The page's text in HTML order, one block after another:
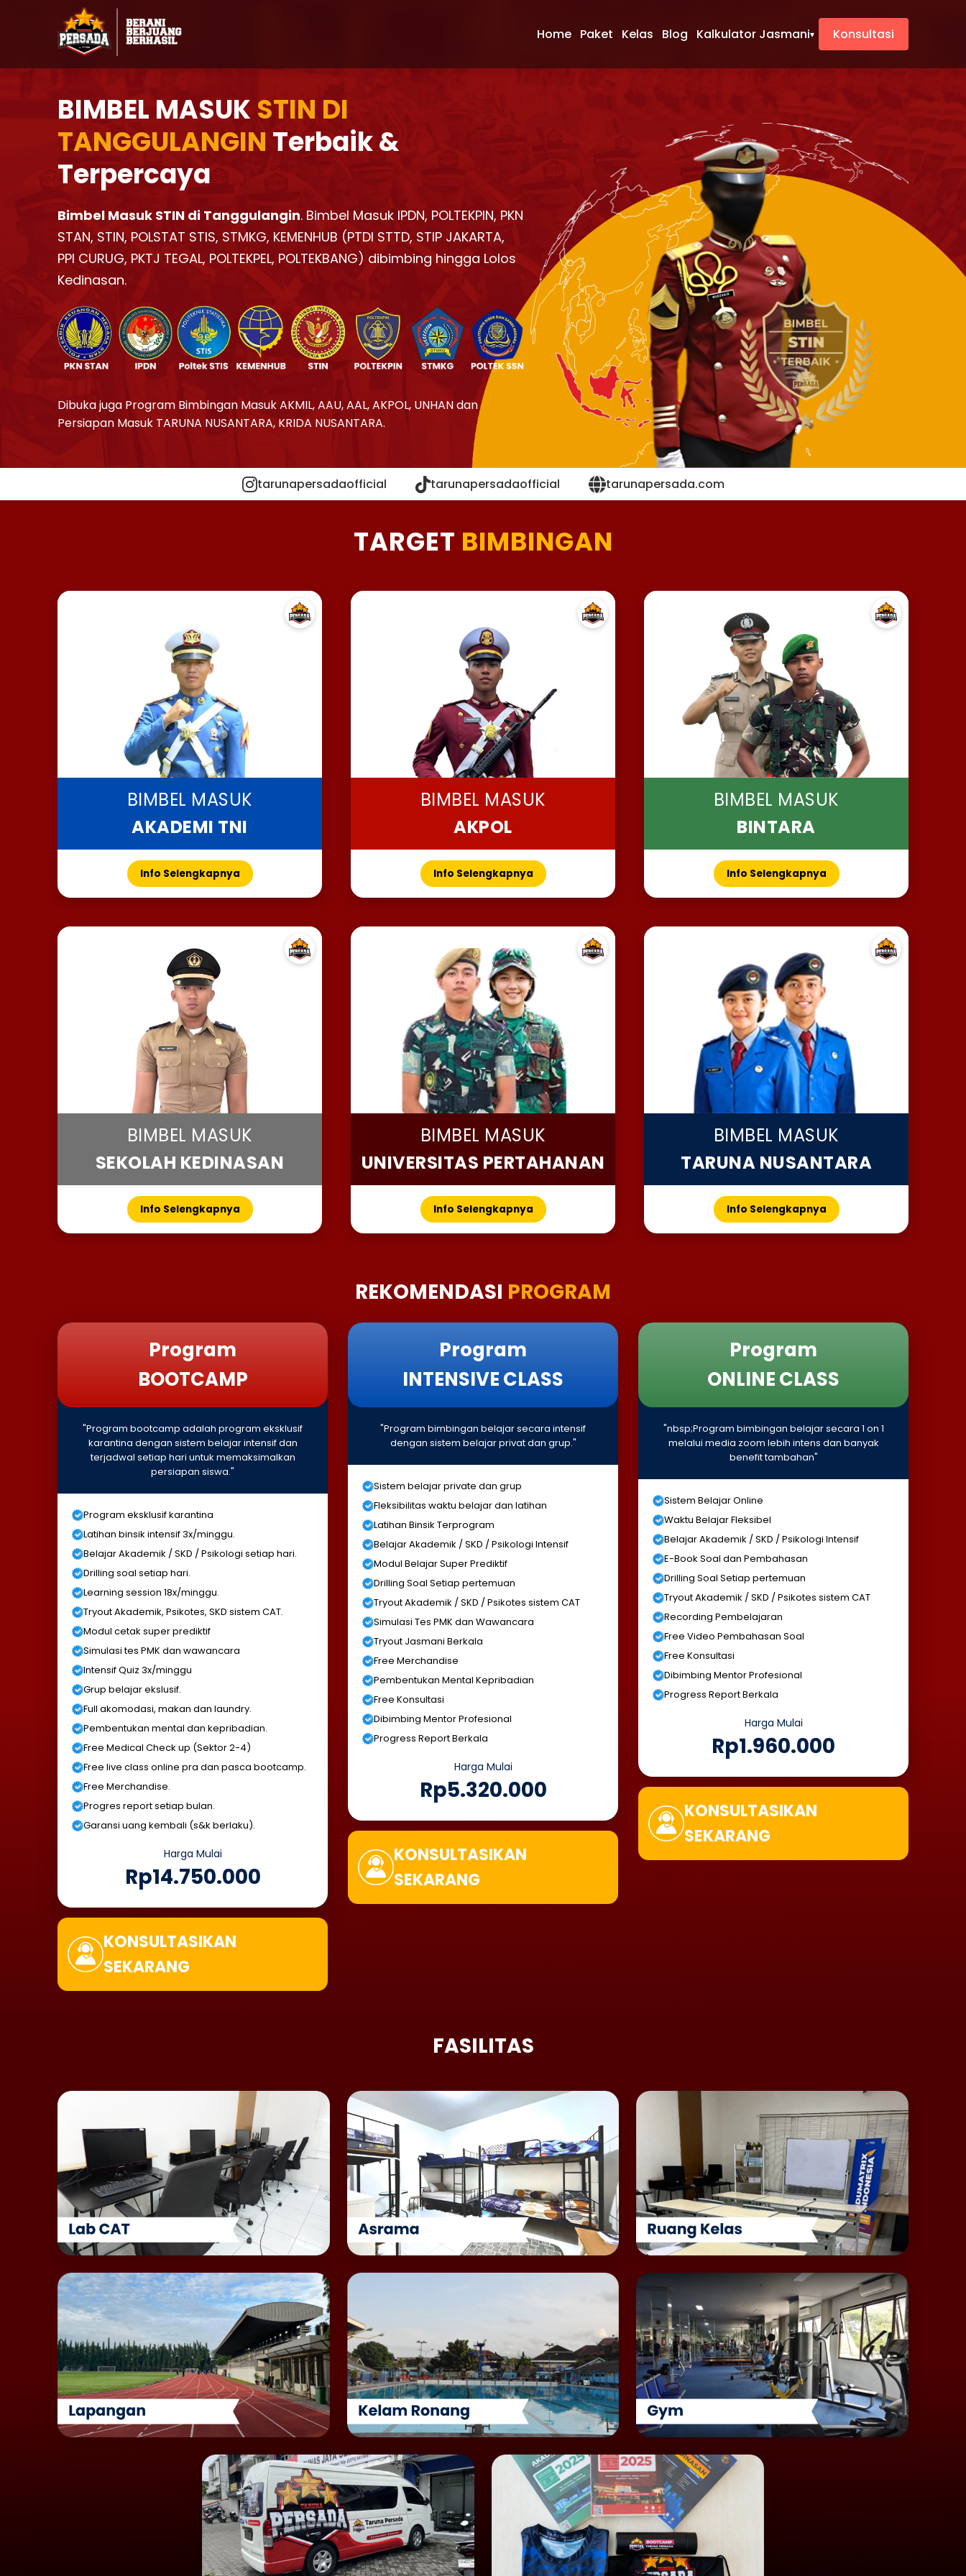
Home Paket Kelas Blog Kalkulator Jasmani▾ Konsultasi
BIMBEL MASUK STIN DI
TANGGULANGIN Terbaik &
Terpercaya
Bimbel Masuk STIN di Tanggulangin. Bimbel Masuk IPDN, POLTEKPIN, PKN
STAN, STIN, POLSTAT STIS, STMKG, KEMENHUB (PTDI STTD, STIP JAKARTA,
PPI CURUG, PKTJ TEGAL, POLTEKPEL, POLTEKBANG) dibimbing hingga Lolos
Kedinasan.
Dibuka juga Program Bimbingan Masuk AKMIL, AAU, AAL, AKPOL, UNHAN dan
Persiapan Masuk TARUNA NUSANTARA, KRIDA NUSANTARA.
tarunapersadaofficial tarunapersadaofficial tarunapersada.com
TARGET BIMBINGAN
BIMBEL MASUK
AKADEMI TNI
Info Selengkapnya
BIMBEL MASUK
AKPOL
Info Selengkapnya
BIMBEL MASUK
BINTARA
Info Selengkapnya
BIMBEL MASUK
SEKOLAH KEDINASAN
Info Selengkapnya
BIMBEL MASUK
UNIVERSITAS PERTAHANAN
Info Selengkapnya
BIMBEL MASUK
TARUNA NUSANTARA
Info Selengkapnya
REKOMENDASI PROGRAM
Program
BOOTCAMP
"Program bootcamp adalah program eksklusif
karantina dengan sistem belajar intensif dan
terjadwal setiap hari untuk memaksimalkan
persiapan siswa."
Program eksklusif karantina
Latihan binsik intensif 3x/minggu.
Belajar Akademik / SKD / Psikologi setiap hari.
Drilling soal setiap hari.
Learning session 18x/minggu.
Tryout Akademik, Psikotes, SKD sistem CAT.
Modul cetak super prediktif
Simulasi tes PMK dan wawancara
Intensif Quiz 3x/minggu
Grup belajar ekslusif.
Full akomodasi, makan dan laundry.
Pembentukan mental dan kepribadian.
Free Medical Check up (Sektor 2-4)
Free live class online pra dan pasca bootcamp.
Free Merchandise.
Progres report setiap bulan.
Garansi uang kembali (s&k berlaku).
Harga Mulai
Rp14.750.000
KONSULTASIKAN
SEKARANG
Program
INTENSIVE CLASS
"Program bimbingan belajar secara intensif
dengan sistem belajar privat dan grup."
Sistem belajar private dan grup
Fleksibilitas waktu belajar dan latihan
Latihan Binsik Terprogram
Belajar Akademik / SKD / Psikologi Intensif
Modul Belajar Super Prediktif
Drilling Soal Setiap pertemuan
Tryout Akademik / SKD / Psikotes sistem CAT
Simulasi Tes PMK dan Wawancara
Tryout Jasmani Berkala
Free Merchandise
Pembentukan Mental Kepribadian
Free Konsultasi
Dibimbing Mentor Profesional
Progress Report Berkala
Harga Mulai
Rp5.320.000
KONSULTASIKAN
SEKARANG
Program
ONLINE CLASS
"nbsp;Program bimbingan belajar secara 1 on 1
melalui media zoom lebih intens dan banyak
benefit tambahan"
Sistem Belajar Online
Waktu Belajar Fleksibel
Belajar Akademik / SKD / Psikologi Intensif
E-Book Soal dan Pembahasan
Drilling Soal Setiap pertemuan
Tryout Akademik / SKD / Psikotes sistem CAT
Recording Pembelajaran
Free Video Pembahasan Soal
Free Konsultasi
Dibimbing Mentor Profesional
Progress Report Berkala
Harga Mulai
Rp1.960.000
KONSULTASIKAN
SEKARANG
FASILITAS